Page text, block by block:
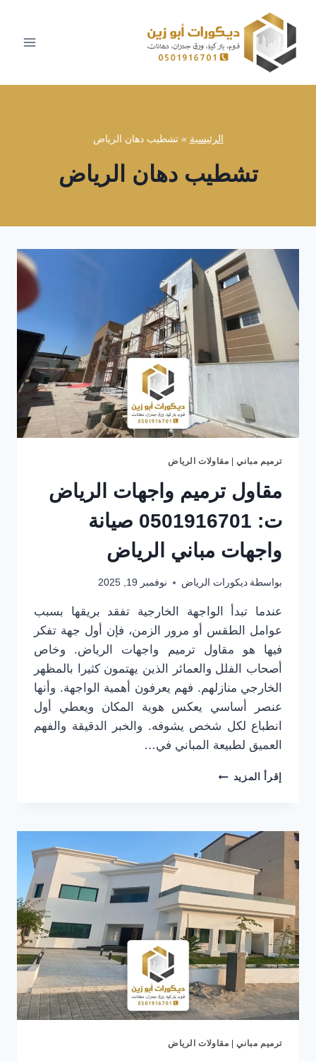
المحتوى
الرئيسية »تشطيب دهان الرياض
تشطيب دهان الرياض
ترميم مباني| مقاولات الرياض
مقاول ترميم واجهات الرياض
ت: 0501916701 صيانة
واجهات مباني الرياض
بواسطة ديكورات الرياض نوفمبر 19, 2025
عندما تبدأ الواجهة الخارجية تفقد بريقها بسبب
عوامل الطقس أو مرور الزمن، فإن أول جهة تفكر
فيها هو مقاول ترميم واجهات الرياض. وخاص
أصحاب الفلل والعمائر الذين يهتمون كثيرا بالمظهر
الخارجي منازلهم. فهم يعرفون أهمية الواجهة. وأنها
عنصر أساسي يعكس هوية المكان ويعطي أول
انطباع لكل شخص يشوفه. والخبر الدقيقة والفهم
العميق لطبيعة المباني في…
إقرأ المزيد مقاول
ت:
0501916701
صيانة
مباني
الرياض
ترميم مباني| مقاولات الرياض